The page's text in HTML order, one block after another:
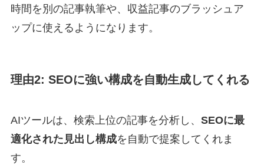
時間を別の記事執筆や、収益記事のブラッシュア
ップに使えるようになります。
理由2: SEOに強い構成を自動生成してくれる
AIツールは、検索上位の記事を分析し、 SEOに最
適化された見出し構成を自動で提案してくれま
す。